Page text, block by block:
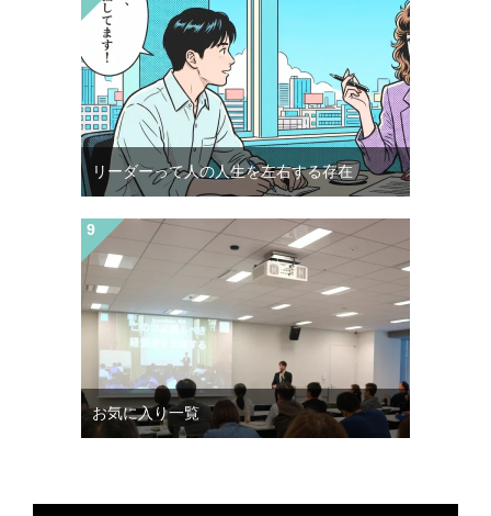
リーダーって人の人生を左右する存在
お気に入り一覧